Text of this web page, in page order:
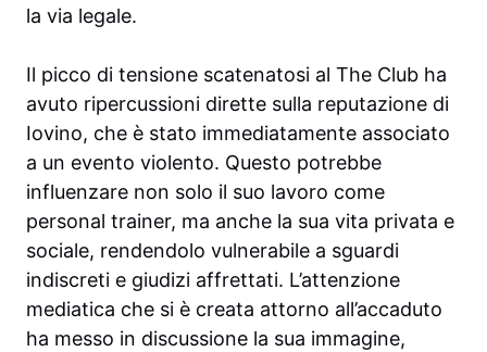
la via legale.
Il picco di tensione scatenatosi al The Club ha
avuto ripercussioni dirette sulla reputazione di
Iovino, che è stato immediatamente associato
a un evento violento. Questo potrebbe
influenzare non solo il suo lavoro come
personal trainer, ma anche la sua vita privata e
sociale, rendendolo vulnerabile a sguardi
indiscreti e giudizi affrettati. L’attenzione
mediatica che si è creata attorno all’accaduto
ha messo in discussione la sua immagine,